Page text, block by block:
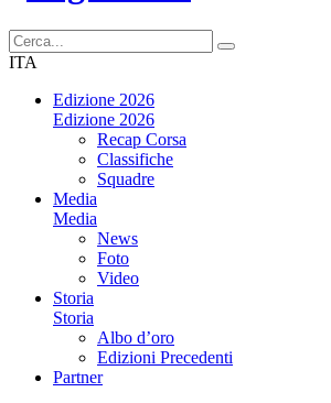
ITA
Edizione 2026
Edizione 2026
Recap Corsa
Classifiche
Squadre
Media
Media
News
Foto
Video
Storia
Storia
Albo d’oro
Edizioni Precedenti
Partner